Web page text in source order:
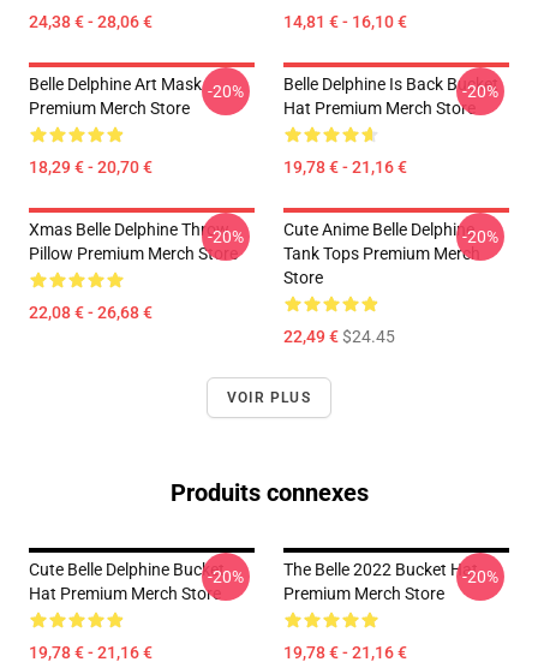
24,38 € - 28,06 € 14,81 € - 16,10 €
Belle Delphine Art Mask
Premium Merch Store
18,29 € - 20,70 €
-20%
Belle Delphine Is Back Bucket
Hat Premium Merch Store
19,78 € - 21,16 €
-20%
Xmas Belle Delphine Throw
Pillow Premium Merch Store
22,08 € - 26,68 €
-20%
Cute Anime Belle Delphine
Tank Tops Premium Merch
Store
22,49 €$24.45
-20%
VOIR PLUS
Produits connexes
Cute Belle Delphine Bucket
Hat Premium Merch Store
19,78 € - 21,16 €
-20%
The Belle 2022 Bucket Hat
Premium Merch Store
19,78 € - 21,16 €
-20%